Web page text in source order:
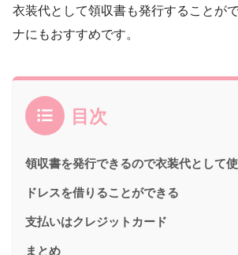
衣装代として領収書も発行することが
ナにもおすすめです。
目次
領収書を発行できるので衣装代として
ドレスを借りることができる
支払いはクレジットカード
まとめ